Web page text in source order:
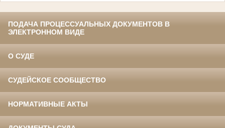
ПОДАЧА ПРОЦЕССУАЛЬНЫХ ДОКУМЕНТОВ В
ЭЛЕКТРОННОМ ВИДЕ
О СУДЕ
СУДЕЙСКОЕ СООБЩЕСТВО
НОРМАТИВНЫЕ АКТЫ